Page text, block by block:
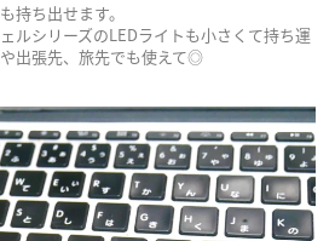
持ち出せます。
ルシリーズのLEDライトも小さくて持ち運
出張先、旅先でも使えて◎